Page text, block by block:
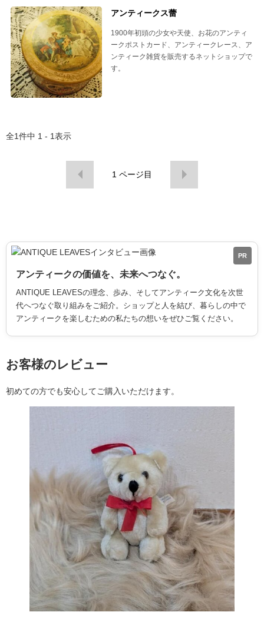
アンティークス蕾
1900年初頭の少女や天使、お花のアンティ
ークポストカード、アンティークレース、ア
ンティーク雑貨を販売するネットショップで
す。
全1件中 1 - 1表示
1 ページ目
PR
アンティークの価値を、未来へつなぐ。
ANTIQUE LEAVESの理念、歩み、そしてアンティーク文化を次世
代へつなぐ取り組みをご紹介。ショップと人を結び、暮らしの中で
アンティークを楽しむための私たちの想いをぜひご覧ください。
お客様のレビュー
初めての方でも安心してご購入いただけます。